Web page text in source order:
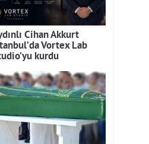
Cihan Akkurt
Vortex Lab
kurdu